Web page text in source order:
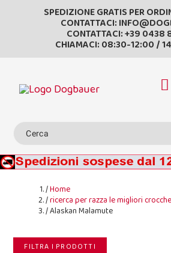
SPEDIZIONE GRATIS PER
CONTATTACI:
CONTATTACI:+39 0438
CHIAMACI: 08:30-12:00 /
Home
ricerca per razza le migliori
Alaskan Malamute
FILTRA I PRODOTTI